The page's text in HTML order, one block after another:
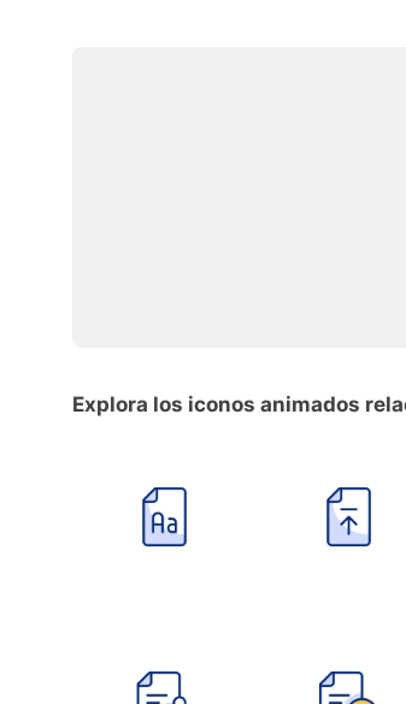
Explora los iconos animados